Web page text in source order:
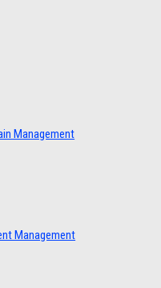
Management
Management